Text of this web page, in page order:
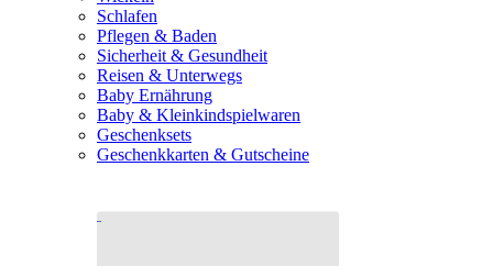
Schlafen
Pflegen & Baden
Sicherheit & Gesundheit
Reisen & Unterwegs
Baby Ernährung
Baby & Kleinkindspielwaren
Geschenksets
Geschenkkarten & Gutscheine